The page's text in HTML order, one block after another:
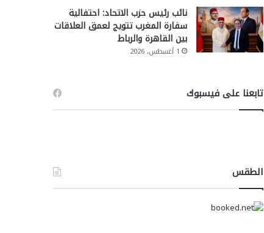
نائب رئيس حزب الاتحاد: احتفالية
سفارة المغرب تتويج لعمق العلاقات
بين القاهرة والرباط
1 أغسطس، 2026
تابعنا على فيسبوك
الطقس